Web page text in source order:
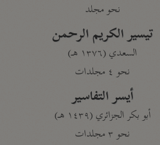
نحو مجلد
تيسير الكريم الرحمن
السعدي (١٣٧٦ هـ)
نحو ٤ مجلدات
أيسر التفاسير
أبو بكر الجزائري (١٤٣٩ هـ)
نحو ٣ مجلدات